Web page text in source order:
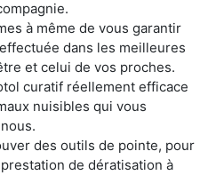
à même de vous garantir
dans les meilleures
et celui de vos proches.
curatif réellement efficace
nuisibles qui vous
des outils de pointe, pour
de dératisation à